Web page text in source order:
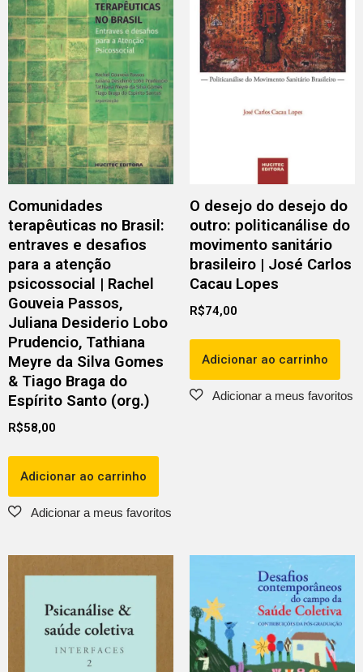
Comunidades
terapêuticas no Brasil:
entraves e desafios
para a atenção
psicossocial | Rachel
Gouveia Passos,
Juliana Desiderio Lobo
Prudencio, Tathiana
Meyre da Silva Gomes
& Tiago Braga do
Espírito Santo (org.)
R$58,00
Adicionar ao carrinho
O desejo do desejo do
outro: politicanálise do
movimento sanitário
brasileiro | José Carlos
Cacau Lopes
R$74,00
Adicionar ao carrinho